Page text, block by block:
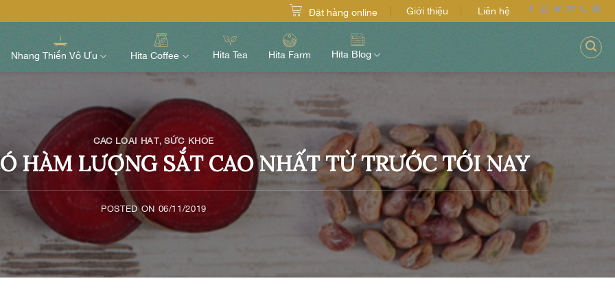
Đặt hàng online Giới thiệu Liên hệ
Nhang Thiền Vô Ưu Hita Coffee Hita Tea Hita Farm Hita Blog
CÁC LOẠI HẠT, SỨC KHỎE
HÀM LƯỢNG SẮT CAO NHẤT TỪ TRƯỚC TỚI NAY
POSTED ON 06/11/2019